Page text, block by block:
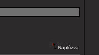
Naplózva